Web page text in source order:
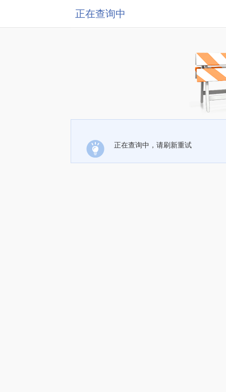
正在查询中
正在查询中，请刷新重试